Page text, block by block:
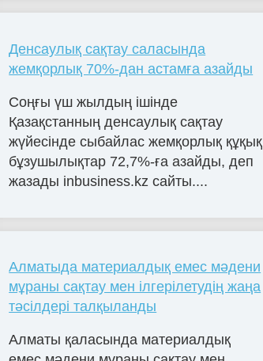
Денсаулық сақтау саласында
жемқорлық 70%-дан астамға азайды
Соңғы үш жылдың ішінде
Қазақстанның денсаулық сақтау
жүйесінде сыбайлас жемқорлық құқық
бұзушылықтар 72,7%-ға азайды, деп
жазады inbusiness.kz сайты....
Алматыда материалдық емес мәдени
мұраны сақтау мен ілгерілетудің жаңа
тәсілдері талқыланды
Алматы қаласында материалдық